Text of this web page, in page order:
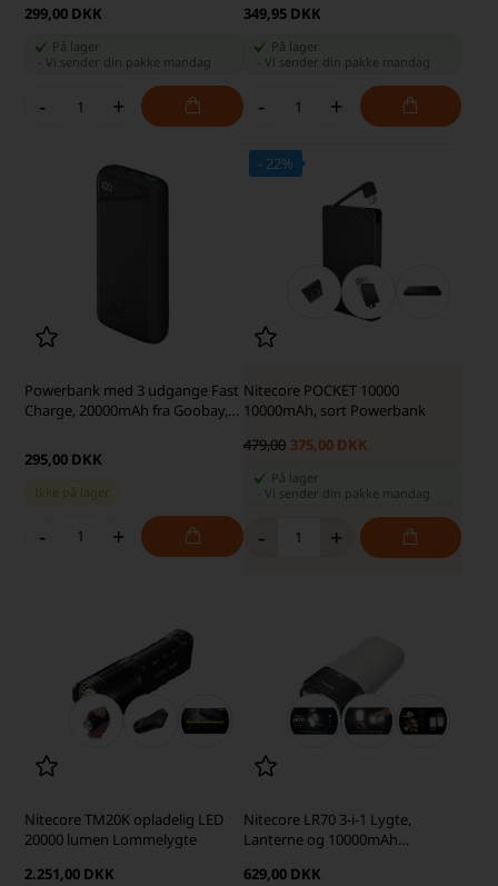
299,00 DKK
På lager
-Vi sender din pakke mandag
- +
349,95 DKK
På lager
Vi sender din pakke mandag
- +
Powerbank med 3 udgange Fast
Charge, 20000mAh fra Goobay,
295,00 DKK
Ikke på lager
- +
- 22%
Nitecore POCKET 10000
10000mAh, sort Powerbank
479,00 375,00 DKK
På lager
Vi sender din pakke mandag
- +
Nitecore TM20K opladelig LED
20000 lumen Lommelygte
2.251,00 DKK
Nitecore LR70 3-i-1 Lygte,
Lanterne og 10000mAh
629,00 DKK